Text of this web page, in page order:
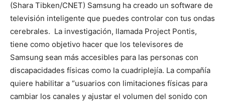
(Shara Tibken/CNET) Samsung ha creado un software de
televisión inteligente que puedes controlar con tus ondas
cerebrales. La investigación, llamada Project Pontis,
tiene como objetivo hacer que los televisores de
Samsung sean más accesibles para las personas con
discapacidades físicas como la cuadriplejía. La compañía
quiere habilitar a “usuarios con limitaciones físicas para
cambiar los canales y ajustar el volumen del sonido con